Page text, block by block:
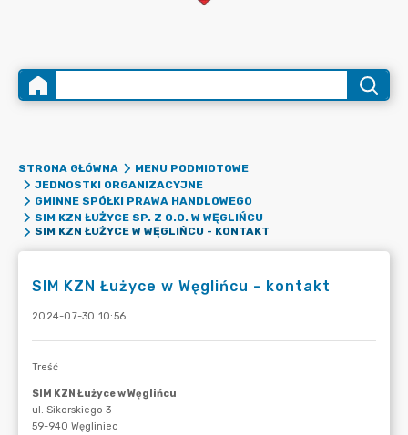
STRONA GŁÓWNA
MENU PODMIOTOWE
JEDNOSTKI ORGANIZACYJNE
GMINNE SPÓŁKI PRAWA HANDLOWEGO
SIM KZN ŁUŻYCE SP. Z O.O. W WĘGLIŃCU
SIM KZN ŁUŻYCE W WĘGLIŃCU - KONTAKT
SIM KZN Łużyce w Węglińcu - kontakt
2024-07-30 10:56